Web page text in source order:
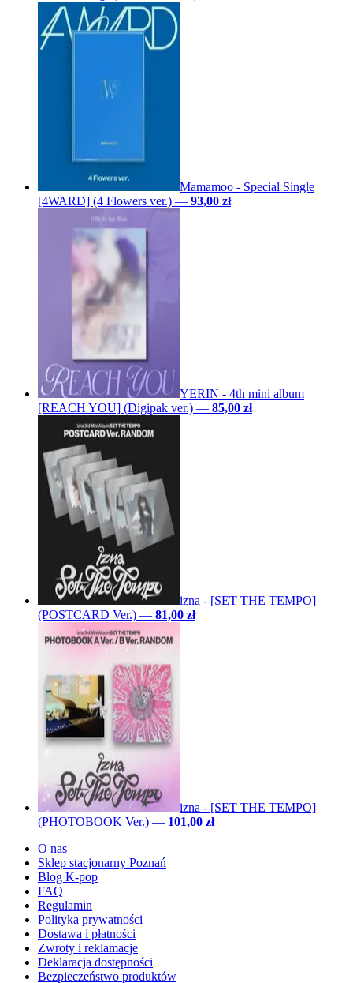
Mamamoo - Special Single
[4WARD] (4 Flowers ver.) — 93,00 zł
YERIN - 4th mini album
[REACH YOU] (Digipak ver.) — 85,00 zł
izna - [SET THE TEMPO]
(POSTCARD Ver.) — 81,00 zł
izna - [SET THE TEMPO]
(PHOTOBOOK Ver.) — 101,00 zł
O nas
Sklep stacjonarny Poznań
Blog K-pop
FAQ
Regulamin
Polityka prywatności
Dostawa i płatności
Zwroty i reklamacje
Deklaracja dostępności
Bezpieczeństwo produktów